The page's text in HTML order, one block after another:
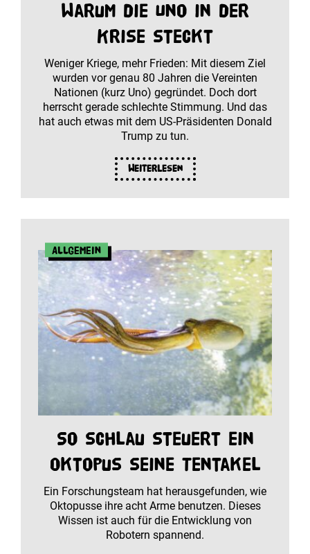
Warum die Uno in der
Krise steckt
Weniger Kriege, mehr Frieden: Mit diesem Ziel
wurden vor genau 80 Jahren die Vereinten
Nationen (kurz Uno) gegründet. Doch dort
herrscht gerade schlechte Stimmung. Und das
hat auch etwas mit dem US-Präsidenten Donald
Trump zu tun.
Weiterlesen
Allgemein
So schlau steuert ein
Oktopus seine Tentakel
Ein Forschungsteam hat herausgefunden, wie
Oktopusse ihre acht Arme benutzen. Dieses
Wissen ist auch für die Entwicklung von
Robotern spannend.